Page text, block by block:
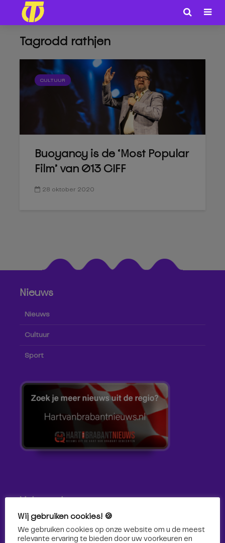
Tagrodd rathjen
CULTUUR
Buoyancy is de ‘Most Popular
Film’ van 013 CIFF
28 oktober 2020
Nieuws
Nieuws
Cultuur
Sport
Volg ons!
Volg Omroep Tilburg niet alleen hier, maar ook via social
media!
Wij gebruiken cookies! 🍪
We gebruiken cookies op onze website om u de meest
relevante ervaring te bieden door uw voorkeuren en